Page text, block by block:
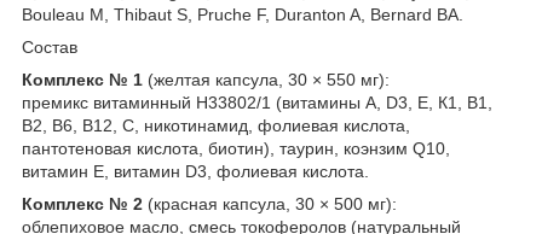
Bouleau M, Thibaut S, Pruche F, Duranton A, Bernard BA.
Состав
Комплекс № 1 (желтая капсула, 30 × 550 мг):
премикс витаминный Н33802/1 (витамины А, D3, Е, К1, В1,
В2, В6, В12, С, никотинамид, фолиевая кислота,
пантотеновая кислота, биотин), таурин, коэнзим Q10,
витамин Е, витамин D3, фолиевая кислота.
Комплекс № 2 (красная капсула, 30 × 500 мг):
облепиховое масло, смесь токоферолов (натуральный